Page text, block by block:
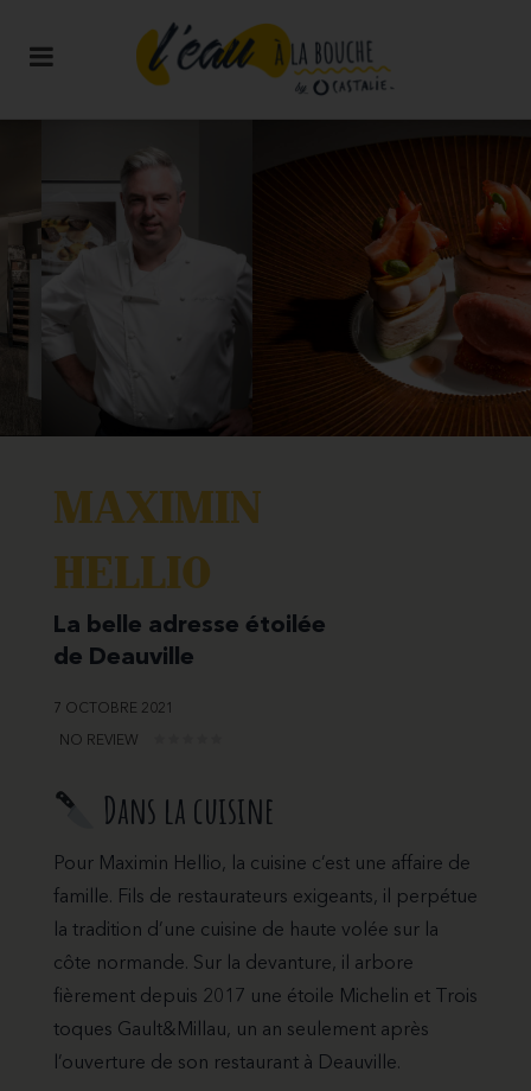
MAXIMIN
HELLIO
La belle adresse étoilée
de Deauville
7 OCTOBRE 2021
NO REVIEW
Dans la cuisine
Pour Maximin Hellio, la cuisine c’est une affaire de
famille. Fils de restaurateurs exigeants, il perpétue
la tradition d’une cuisine de haute volée sur la
côte normande. Sur la devanture, il arbore
fièrement depuis 2017 une étoile Michelin et Trois
toques Gault&Millau, un an seulement après
l’ouverture de son restaurant à Deauville.